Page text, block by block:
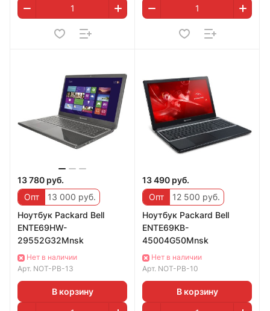
13 780 руб.
Опт
13 000 руб.
Ноутбук Packard Bell
ENTE69HW-
29552G32Mnsk
Нет в наличии
Арт. NOT-PB-13
В корзину
13 490 руб.
Опт
12 500 руб.
Ноутбук Packard Bell
ENTE69KB-
45004G50Mnsk
Нет в наличии
Арт. NOT-PB-10
В корзину